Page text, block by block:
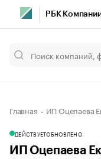
РБК
Главная ИП Оцепаева
ДЕЙСТВУЕТОБНОВЛЕНО
ИП Оцепаева